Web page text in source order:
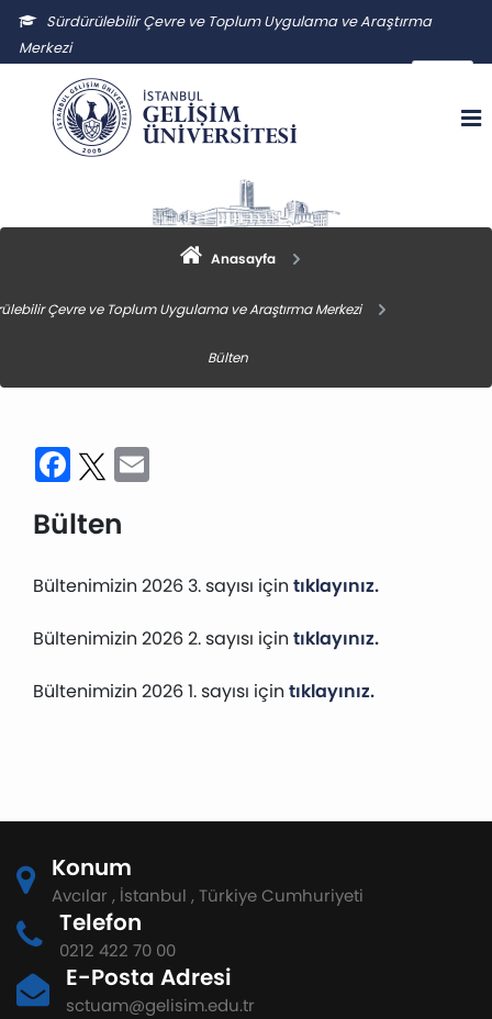
Sürdürülebilir Çevre ve Toplum Uygulama ve Araştırma
Merkezi
sctuam@gelisim.edu.tr
Anasayfa
Çevre ve Toplum Uygulama ve Araştırma Merkezi
Bülten
Facebook
Twitter
Bülten
Bültenimizin 2026 3. sayısı için tıklayınız.
Bültenimizin 2026 2. sayısı için tıklayınız.
Bültenimizin 2026 1. sayısı için tıklayınız.
Konum
Avcılar , İstanbul , Türkiye Cumhuriyeti
Telefon
0212 422 70 00
E-Posta Adresi
sctuam@gelisim.edu.tr